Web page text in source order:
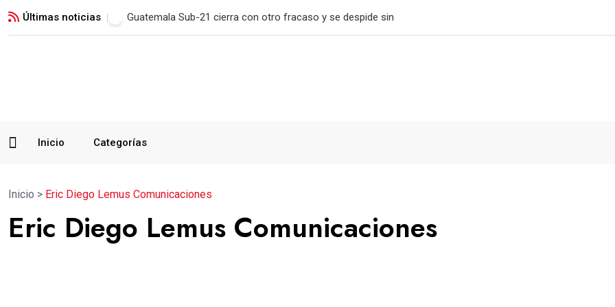
Últimas noticias Municipal remonta en San Marcos y mantiene el paso perfecto
Inicio Categorías
Inicio > Eric Diego Lemus Comunicaciones
Eric Diego Lemus Comunicaciones